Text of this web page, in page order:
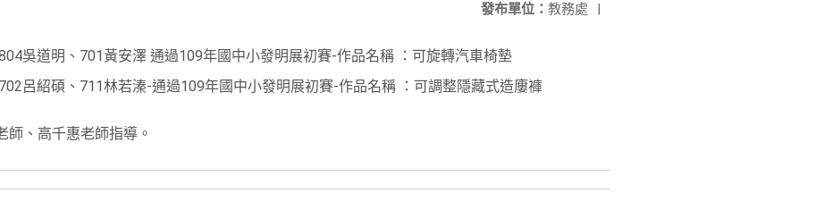
發布單位： 教務處 |
吳道明、701黃安澤 通過109年國中小發明展初賽-作品名稱 ：可旋轉汽車椅墊
呂紹碩、711林若溱-通過109年國中小發明展初賽-作品名稱 ：可調整隱藏式造廔褲
師、高千惠老師指導。